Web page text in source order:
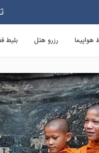
هواپیما رزرو هتل بلیط